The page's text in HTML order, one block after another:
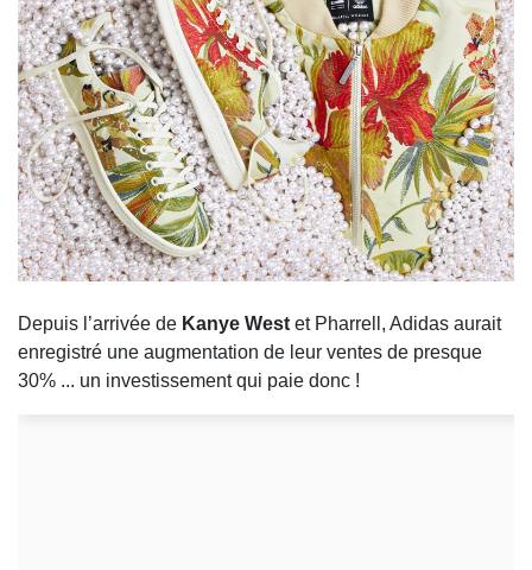
Depuis l’arrivée de Kanye West et Pharrell, Adidas aurait
enregistré une augmentation de leur ventes de presque
30% ... un investissement qui paie donc !